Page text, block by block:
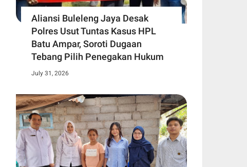
Aliansi Buleleng Jaya Desak
Polres Usut Tuntas Kasus HPL
Batu Ampar, Soroti Dugaan
Tebang Pilih Penegakan Hukum
July 31, 2026